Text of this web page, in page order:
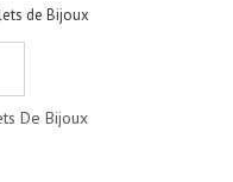
De Bijoux